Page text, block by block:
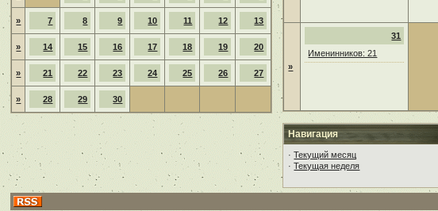
» 7 8 9 10 11 12 13
» 14 15 16 17 18 19 20
» 21 22 23 24 25 26 27
» 28 29 30
»
31
Именинников: 21
Навигация
·Текущий месяц
·Текущая неделя